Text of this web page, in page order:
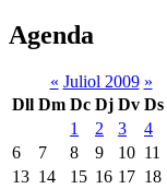
Agenda
« Juliol 2009 »
Dll Dm Dc Dj Dv Ds
1
2 3 4
6
7 8 9 10 11
13 14 15 16 17 18